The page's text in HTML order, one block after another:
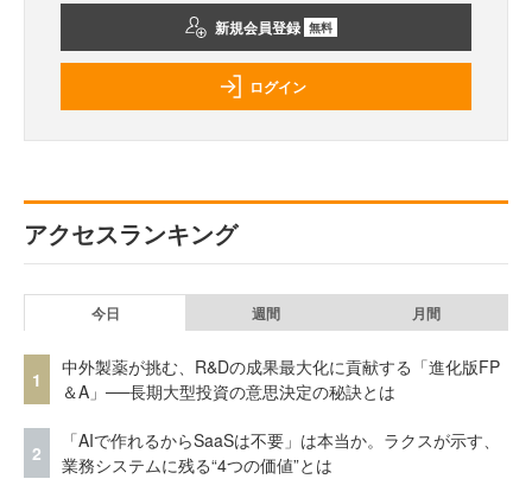
新規会員登録 無料
ログイン
アクセスランキング
今日 週間 月間
1
中外製薬が挑む、R&Dの成果最大化に貢献する「進化版FP
＆A」──長期大型投資の意思決定の秘訣とは
2
「AIで作れるからSaaSは不要」は本当か。ラクスが示す、
業務システムに残る“4つの価値”とは